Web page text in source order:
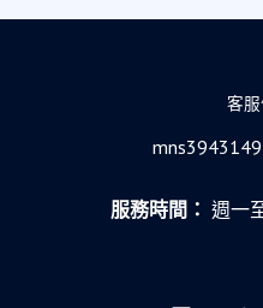
客服
服務時間： 週一